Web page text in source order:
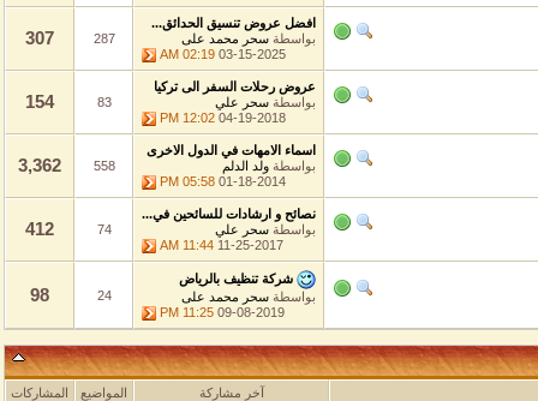
افضل عروض تنسيق الحدائق...
بواسطةسحر محمد على
03-15-2025
02:19 AM
307
عروض رحلات السفر الى تركيا
بواسطةسحر علي
04-19-2018
12:02 PM
154
اسماء الامهات في الدول الاخرى
بواسطةولد الدلم
01-18-2014
05:58 PM
3,362
نصائح و ارشادات للسائحين في...
بواسطةسحر علي
11-25-2017
11:44 AM
412
شركة تنظيف بالرياض
بواسطةسحر محمد على
09-08-2019
11:25 PM
آخر مشاركة المواضيع المشاركات